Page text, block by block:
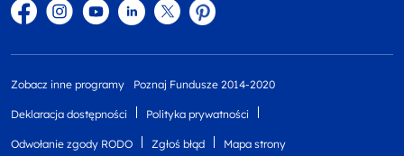
FacebookInstagram
YouTubeLinkedintwitterPinterest
Zobacz inne programy Poznaj Fundusze 2014-2020
Deklaracja dostępności Polityka prywatności
Odwołanie zgody RODO Zgłoś błąd Mapa strony